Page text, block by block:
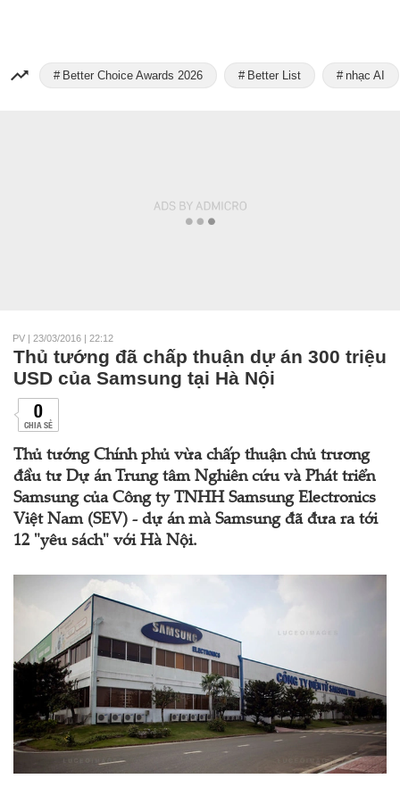
Better Choice Awards 2026 Better List nhạc AI
PV | 23/03/2016 | 22:12
Thủ tướng đã chấp thuận dự án 300 triệu
USD của Samsung tại Hà Nội
0
CHIA SẺ
Thủ tướng Chính phủ vừa chấp thuận chủ trương
đầu tư Dự án Trung tâm Nghiên cứu và Phát triển
Samsung của Công ty TNHH Samsung Electronics
Việt Nam (SEV) - dự án mà Samsung đã đưa ra tới
12 "yêu sách" với Hà Nội.